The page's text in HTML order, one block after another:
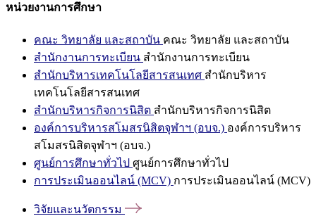
หน่วยงานการศึกษา
คณะ วิทยาลัย และสถาบัน คณะ วิทยาลัย และสถาบัน
สำนักงานการทะเบียน สำนักงานการทะเบียน
สำนักบริหารเทคโนโลยีสารสนเทศ สำนักบริหาร
เทคโนโลยีสารสนเทศ
สำนักบริหารกิจการนิสิต สำนักบริหารกิจการนิสิต
องค์การบริหารสโมสรนิสิตจุฬาฯ (อบจ.) องค์การบริหาร
สโมสรนิสิตจุฬาฯ (อบจ.)
ศูนย์การศึกษาทั่วไป ศูนย์การศึกษาทั่วไป
การประเมินออนไลน์ (MCV) การประเมินออนไลน์ (MCV)
วิจัยและนวัตกรรม